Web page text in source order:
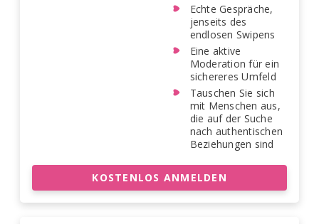
Echte Gespräche,
jenseits des
endlosen Swipens
Eine aktive
Moderation für ein
sichereres Umfeld
Tauschen Sie sich
mit Menschen aus,
die auf der Suche
nach authentischen
Beziehungen sind
KOSTENLOS ANMELDEN